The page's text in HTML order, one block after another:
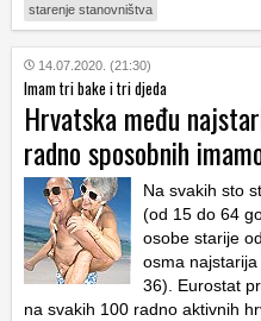
starenje stanovništva
14.07.2020. (21:30)
Imam tri bake i tri djeda
Hrvatska među
radno sposobnih
Na svakih sto
(od 15 do 64
osobe starije
osma
36). Eurostat
na svakih 100 radno aktivnih